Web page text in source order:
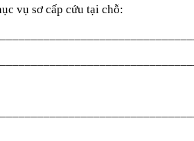
vụ sơ cấp cứu tại chỗ: